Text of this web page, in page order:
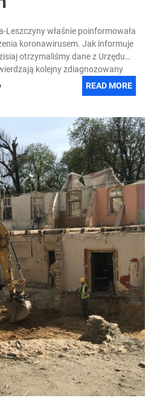
Leszczyny właśnie poinformowała
koronawirusem. Jak informuje
otrzymaliśmy dane z Urzędu
kolejny zdiagnozowany
READ MORE